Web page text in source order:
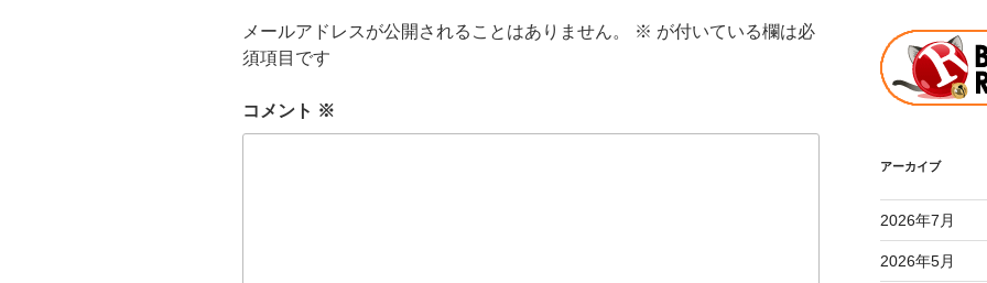
メールアドレスが公開されることはありません。 ※ が付いている欄は必
須項目です
コメント ※
アーカイブ
2026年7月
2026年5月